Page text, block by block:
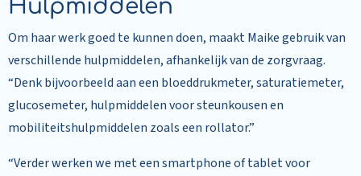
Hulpmiddelen
Om haar werk goed te kunnen doen, maakt Maike gebruik van
verschillende hulpmiddelen, afhankelijk van de zorgvraag.
“Denk bijvoorbeeld aan een bloeddrukmeter, saturatiemeter,
glucosemeter, hulpmiddelen voor steunkousen en
mobiliteitshulpmiddelen zoals een rollator.”
“Verder werken we met een smartphone of tablet voor